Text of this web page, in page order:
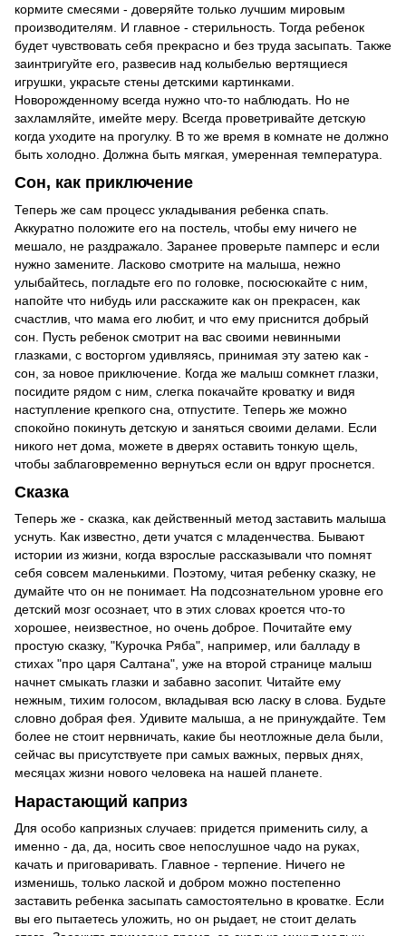
кормите смесями - доверяйте только лучшим мировым
производителям. И главное - стерильность. Тогда ребенок
будет чувствовать себя прекрасно и без труда засыпать. Также
заинтригуйте его, развесив над колыбелью вертящиеся
игрушки, украсьте стены детскими картинками.
Новорожденному всегда нужно что-то наблюдать. Но не
захламляйте, имейте меру. Всегда проветривайте детскую
когда уходите на прогулку. В то же время в комнате не должно
быть холодно. Должна быть мягкая, умеренная температура.
Сон, как приключение
Теперь же сам процесс укладывания ребенка спать.
Аккуратно положите его на постель, чтобы ему ничего не
мешало, не раздражало. Заранее проверьте памперс и если
нужно замените. Ласково смотрите на малыша, нежно
улыбайтесь, погладьте его по головке, посюсюкайте с ним,
напойте что нибудь или расскажите как он прекрасен, как
счастлив, что мама его любит, и что ему приснится добрый
сон. Пусть ребенок смотрит на вас своими невинными
глазками, с восторгом удивляясь, принимая эту затею как -
сон, за новое приключение. Когда же малыш сомкнет глазки,
посидите рядом с ним, слегка покачайте кроватку и видя
наступление крепкого сна, отпустите. Теперь же можно
спокойно покинуть детскую и заняться своими делами. Если
никого нет дома, можете в дверях оставить тонкую щель,
чтобы заблаговременно вернуться если он вдруг проснется.
Сказка
Теперь же - сказка, как действенный метод заставить малыша
уснуть. Как известно, дети учатся с младенчества. Бывают
истории из жизни, когда взрослые рассказывали что помнят
себя совсем маленькими. Поэтому, читая ребенку сказку, не
думайте что он не понимает. На подсознательном уровне его
детский мозг осознает, что в этих словах кроется что-то
хорошее, неизвестное, но очень доброе. Почитайте ему
простую сказку, "Курочка Ряба", например, или балладу в
стихах "про царя Салтана", уже на второй странице малыш
начнет смыкать глазки и забавно засопит. Читайте ему
нежным, тихим голосом, вкладывая всю ласку в слова. Будьте
словно добрая фея. Удивите малыша, а не принуждайте. Тем
более не стоит нервничать, какие бы неотложные дела были,
сейчас вы присутствуете при самых важных, первых днях,
месяцах жизни нового человека на нашей планете.
Нарастающий каприз
Для особо капризных случаев: придется применить силу, а
именно - да, да, носить свое непослушное чадо на руках,
качать и приговаривать. Главное - терпение. Ничего не
изменишь, только лаской и добром можно постепенно
заставить ребенка засыпать самостоятельно в кроватке. Если
вы его пытаетесь уложить, но он рыдает, не стоит делать